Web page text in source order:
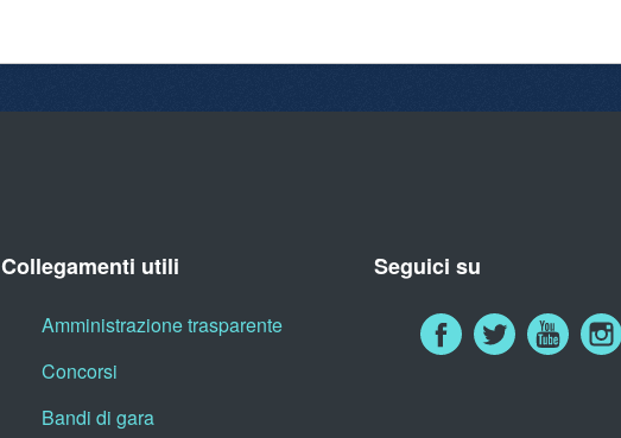
Collegamenti utili
Amministrazione trasparente
Concorsi
Bandi di gara
Seguici su